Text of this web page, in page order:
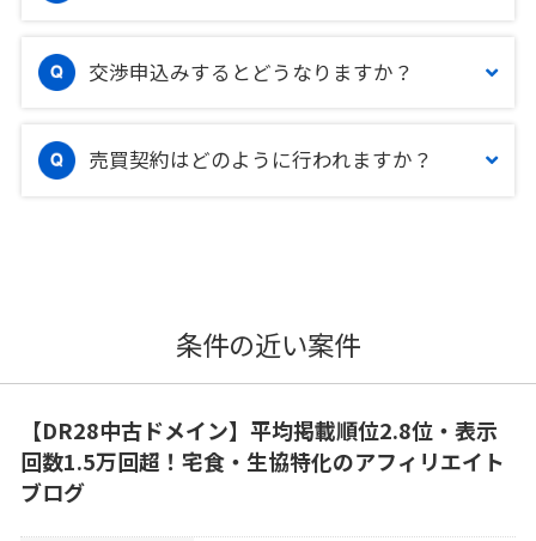
交渉申込みするとどうなりますか？
売買契約はどのように行われますか？
条件の近い案件
【DR28中古ドメイン】平均掲載順位2.8位・表示
回数1.5万回超！宅食・生協特化のアフィリエイト
ブログ